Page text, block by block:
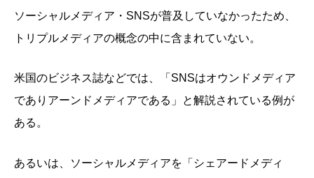
ソーシャルメディア・SNSが普及していなかったため、
トリプルメディアの概念の中に含まれていない。
米国のビジネス誌などでは、「SNSはオウンドメディア
でありアーンドメディアである」と解説されている例が
ある。
あるいは、ソーシャルメディアを「シェアードメディ